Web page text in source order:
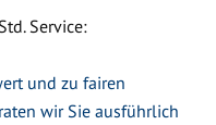
Service:
und zu fairen
wir Sie ausführlich